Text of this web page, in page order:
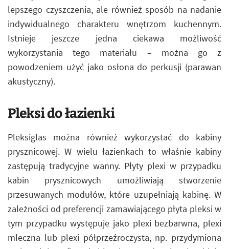
lepszego czyszczenia, ale również sposób na nadanie
indywidualnego charakteru wnętrzom kuchennym.
Istnieje jeszcze jedna ciekawa możliwość
wykorzystania tego materiału – można go z
powodzeniem użyć jako osłona do perkusji (parawan
akustyczny).
Pleksi do łazienki
Pleksiglas można również wykorzystać do kabiny
prysznicowej. W wielu łazienkach to właśnie kabiny
zastępują tradycyjne wanny. Płyty plexi w przypadku
kabin prysznicowych umożliwiają stworzenie
przesuwanych modułów, które uzupełniają kabinę. W
zależności od preferencji zamawiającego płyta pleksi w
tym przypadku występuje jako plexi bezbarwna, plexi
mleczna lub plexi półprzeźroczysta, np. przydymiona